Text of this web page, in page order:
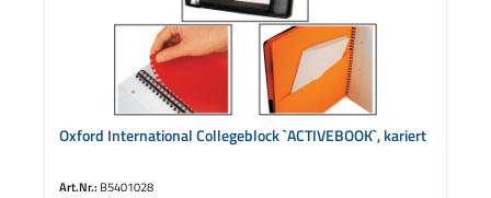
Oxford International Collegeblock `ACTIVEBOOK`, kariert
Art.Nr.: B5401028